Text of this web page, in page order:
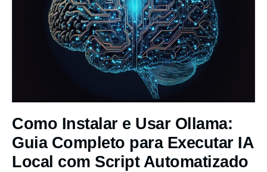
Como Instalar e Usar Ollama:
Guia Completo para Executar IA
Local com Script Automatizado